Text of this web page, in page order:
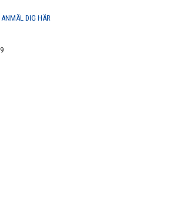
ARTISTISK GYMNASTIK
ANMÄL DIG HÄR